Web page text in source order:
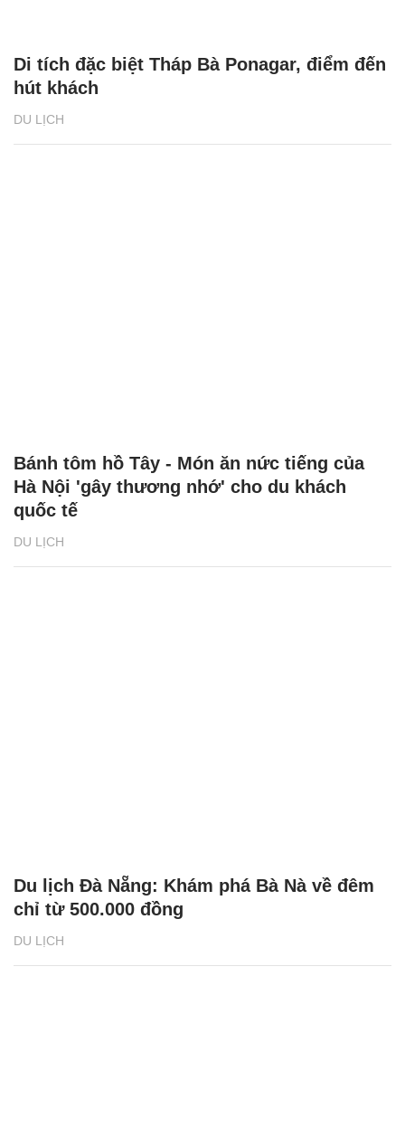
DU LỊCH
Di tích đặc biệt Tháp Bà Ponagar, điểm đến
hút khách
DU LỊCH
Bánh tôm hồ Tây - Món ăn nức tiếng của
Hà Nội 'gây thương nhớ' cho du khách
quốc tế
DU LỊCH
Du lịch Đà Nẵng: Khám phá Bà Nà về đêm
chỉ từ 500.000 đồng